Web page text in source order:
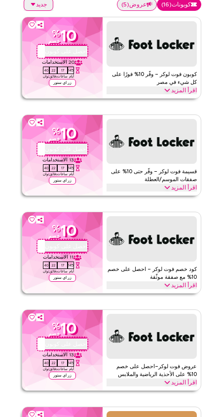
كوبونات(
16
) عروض(
5
) جديد
كوبون فوت لوكر – وفّر 10% فورًا على
كل شيء في مصر
اقرأ المزيد
10
%
خصم
احصل على كوبون
20 الاستخدامات
145
أيام
17
ساعات
22
دقائق
39
ثوان
زر اي ستور
وفّر 10% فورًا مع كود فوت لوكر على كل شيء. استرد الآن للحصول على
والملابس الرياضية والمزيد.
الحد الأدنى للطلب
لا شيء
ويب/تطبيق
الفئات
على مستوى الموقعقسيمة فوت لوكر – وفّر حتى 10% على
صفقات الموسم/العطلة
اقرأ المزيد
10
%
خصم
احصل على كوبون
13 الاستخدامات
145
أيام
17
ساعات
22
دقائق
39
ثوان
زر اي ستور
وفّر حتى 10% مع خصومات إضافية تصل إلى 70% باستخدام كود كوبون
البيضاء والعودة إلى المدرسة والمواسم الأخرى. استرد الآن.
الحد الأدنى للطلب
لا شيء
ويب/تطبيق
الفئات
على مستوى الموقعكود خصم فوت لوكر – احصل على خصم
10% مع صفقة موثّقة
اقرأ المزيد
10
%
خصم
احصل على كوبون
11 الاستخدامات
145
أيام
17
ساعات
22
دقائق
39
ثوان
زر اي ستور
احصل على خصم 10% على الأحذية الرياضية والملابس الرياضية مع عرض
الأحذية الرياضية وأحذية الجري والملابس الرياضية اليوم.
الحد الأدنى للطلب
لا شيء
ويب/تطبيق
الفئات
على مستوى الموقع
عروض فوت لوكر–احصل على خصم
10% على الأحذية الرياضية والملابس
الرياضية
اقرأ المزيد
10
%
خصم
احصل على كوبون
13 الاستخدامات
145
أيام
17
ساعات
22
دقائق
39
ثوان
زر اي ستور
وفّر حتى 10% مع عرض فوت لوكر على الأحذية الرياضية والملابس
والمستلزمات الرياضية الأساسية. خصم لفترة محدودة.